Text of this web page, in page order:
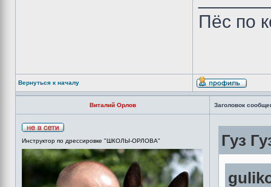
Пёс по
Вернуться к началу
Виталий Орлов Заголовок
Инструктор по дрессировке "ШКОЛЫ-ОРЛОВА" Гуз